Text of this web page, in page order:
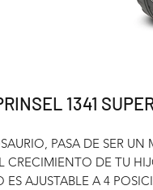
1341
PASA DE SER UN
CRECIMIENTO DE TU
ES AJUSTABLE A 4